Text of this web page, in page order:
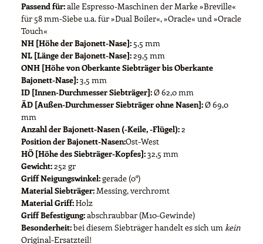
Passend für:alle Espresso-Maschinen der Marke »Breville«
für 58 mm-Siebe u.a. für »Dual Boiler«, »Oracle« und »Oracle
Touch«
NH [Höhe der Bajonett-Nase]: 5,5 mm
NL [Länge der Bajonett-Nase]:29,5 mm
ONH [Höhe von Oberkante Siebträger bis Oberkante
Bajonett-Nase]:3,5 mm
ID [Innen-Durchmesser Siebträger]:Ø 62,0 mm
ÄD [Außen-Durchmesser Siebträger ohne Nasen]:Ø 69,0
mm
Anzahl der Bajonett-Nasen (-Keile, -Flügel):2
Position der Bajonett-Nasen:Ost-West
HÖ [Höhe des Siebträger-Kopfes]:32,5 mm
Gewicht:252 gr
Griff Neigungswinkel:gerade (0°)
Material Siebträger:Messing, verchromt
Material Griff:Holz
Griff Befestigung:abschraubbar (M10-Gewinde)
Besonderheit:bei diesem Siebträger handelt es sich umkein
Original-Ersatzteil!